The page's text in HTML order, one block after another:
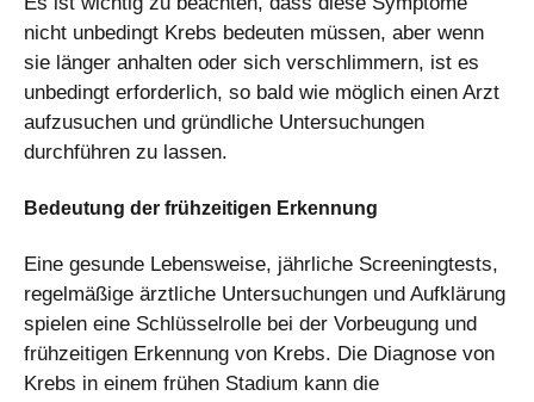
nicht unbedingt Krebs bedeuten müssen, aber wenn
sie länger anhalten oder sich verschlimmern, ist es
unbedingt erforderlich, so bald wie möglich einen Arzt
aufzusuchen und gründliche Untersuchungen
durchführen zu lassen.
Bedeutung der frühzeitigen Erkennung
Eine gesunde Lebensweise, jährliche Screeningtests,
regelmäßige ärztliche Untersuchungen und Aufklärung
spielen eine Schlüsselrolle bei der Vorbeugung und
frühzeitigen Erkennung von Krebs. Die Diagnose von
Krebs in einem frühen Stadium kann die